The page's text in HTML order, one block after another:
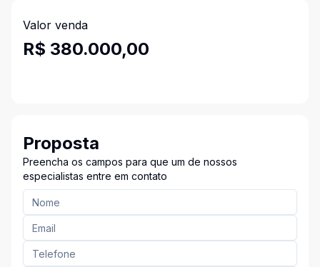
Valor venda
R$ 380.000,00
Proposta
Preencha os campos para que um de nossos
especialistas entre em contato